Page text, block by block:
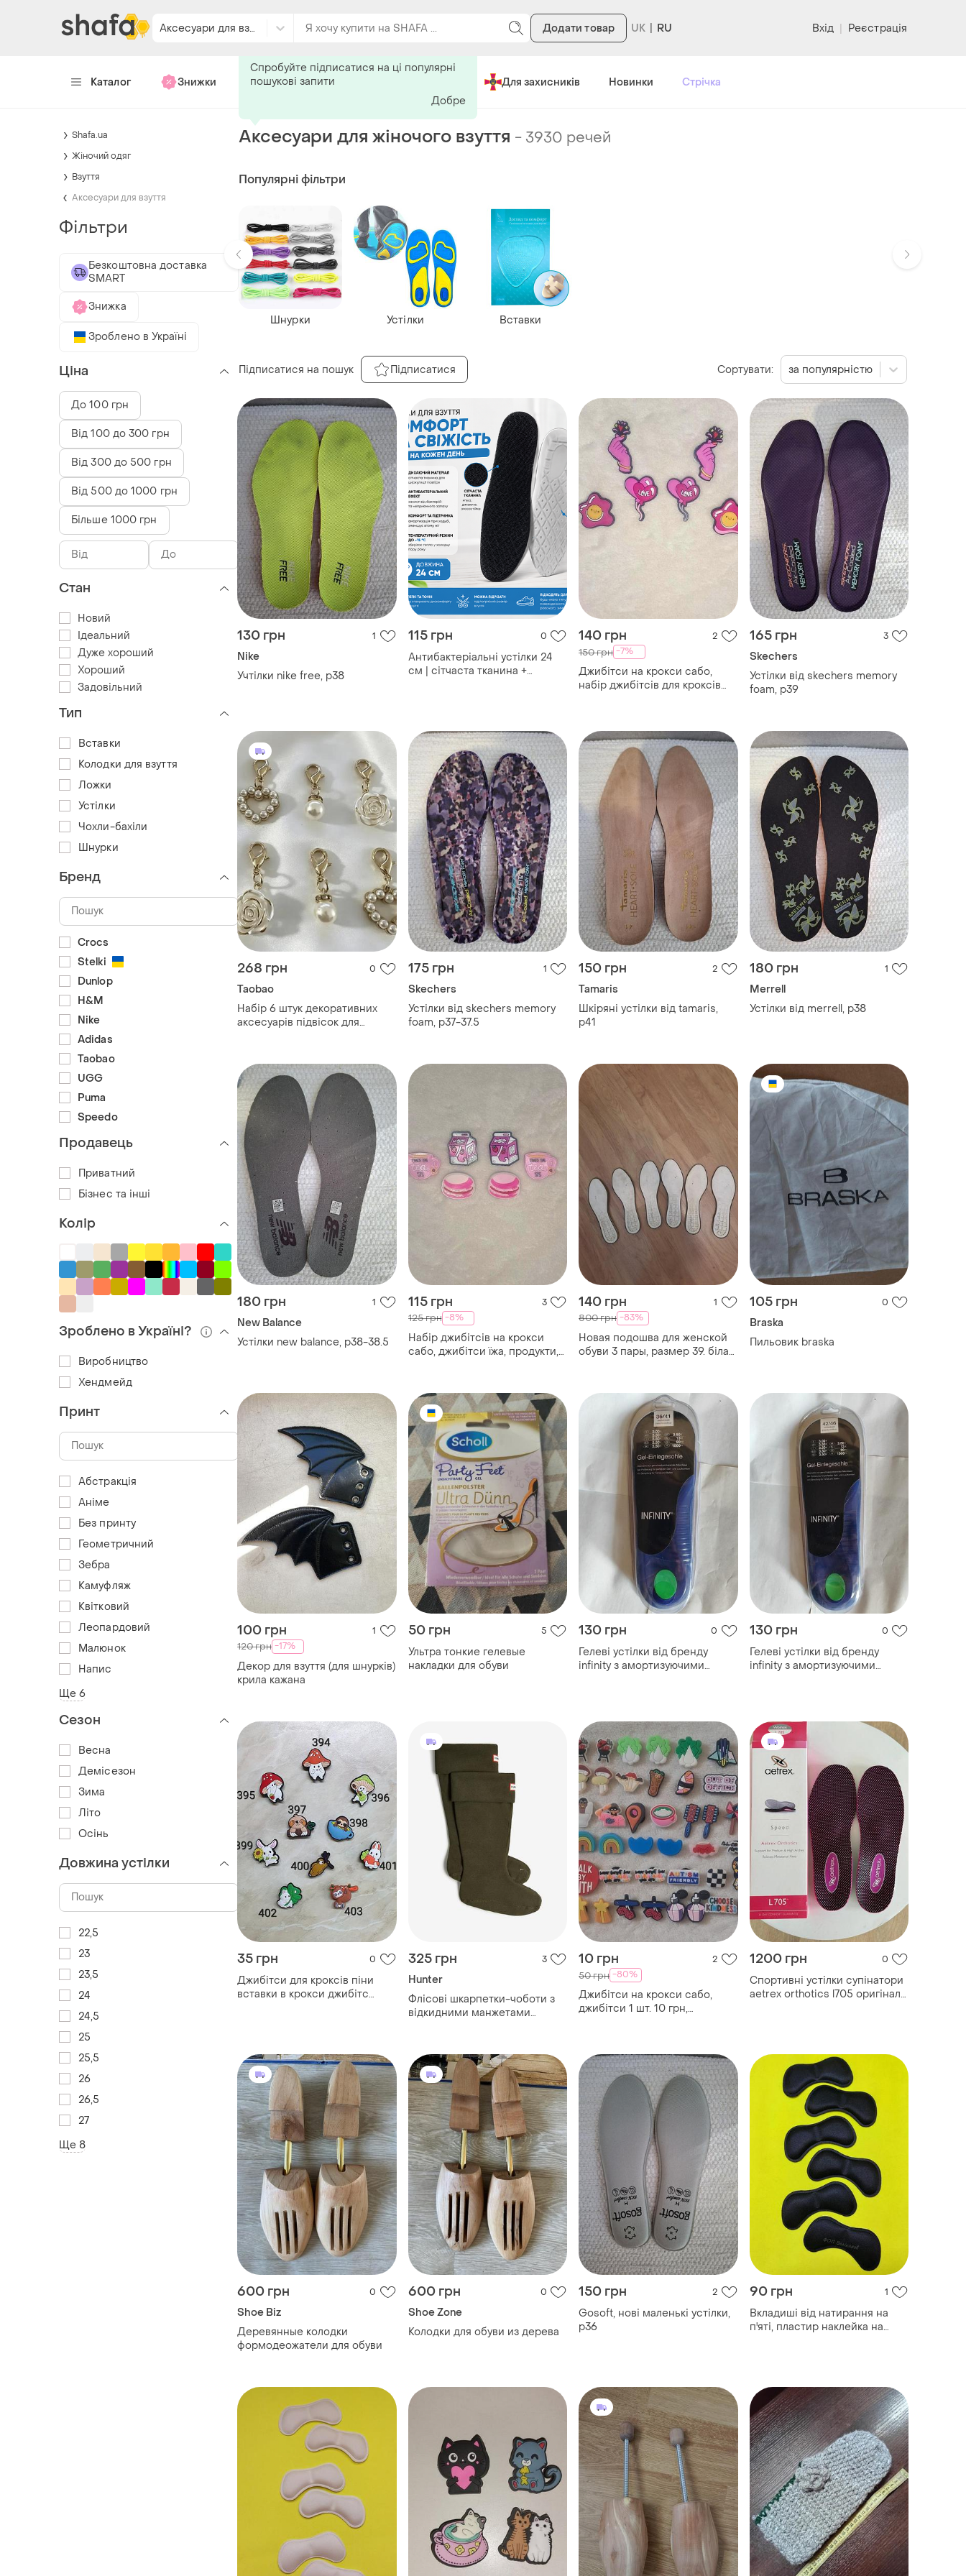
Аксесуари для взуття Додати товар RU Вхід | Реєстрація
Каталог Знижки Хендмейд Для захисників Новинки Стрічка
Аксесуари для жіночого взуття - 3930 речей
130 грн 1
Nike
Учтілки nike free, р38
115 грн 0
Антибактеріальні устілки 24
см | сітчаста тканина +
140 грн 2
150 грн -7%
Джибітси на крокси сабо,
набір джибітсів для кроксів
кроксів шарми
165 грн 3
Skechers
Устілки від skechers memory
foam, р39
268 грн 0
Taobao
Набір 6 штук декоративних
аксесуарів підвісок для
прикраси для взуття
175 грн 1
Skechers
Устілки від skechers memory
foam, р37-37.5
150 грн 2
Tamaris
Шкіряні устілки від tamaris,
р41
180 грн 1
Merrell
Устілки від merrell, р38
180 грн 1
New Balance
Устілки new balance, р38-38.5
115 грн 3
125 грн -8%
Набір джибітсів на крокси
сабо, джибітси їжа, продукти,
прикраси для кроксів шарми
для взуття
140 грн 1
800 грн -83%
Новая подошва для женской
обуви 3 пары, размер 39. біла
105 грн 0
Braska
Пильовик braska
100 грн 1
120 грн -17%
Декор для взуття (для шнурків)
крила кажана
50 грн 5
Ультра тонкие гелевые
накладки для обуви
130 грн 0
Гелеві устілки від бренду
infinity з амортизуючими
130 грн 0
Гелеві устілки від бренду
infinity з амортизуючими
35 грн 0
Джибітси для кроксів піни
вставки в крокси джибітс
325 грн 3
Hunter
Флісові шкарпетки-чоботи з
відкидними манжетами
10 грн 2
50 грн -80%
Джибітси на крокси сабо,
джибітси 1 шт. 10 грн,
1200 грн 0
Спортивні устілки супінатори
aetrex orthotics l705 оригінал
600 грн 0
Shoe Biz
Деревянные колодки
формодеожатели для обуви
600 грн 0
Shoe Zone
Колодки для обуви из дерева
150 грн 2
Gosoft, нові маленькі устілки,
р36
90 грн 1
Вкладиші від натирання на
п'яті, пластир наклейка на
Популярні фільтри
Шнурки Устілки Вставки
Підписатися на пошук Підписатися
Спробуйте підписатися на ці популярні
пошукові запити
Добре
Сортувати: за популярністю
Shafa.ua
Жіночий одяг
Взуття
Аксесуари для взуття
Фільтри
Безкоштовна доставка
SMART
Знижка
Зроблено в Україні
Ціна
До 100 грн
Від 100 до 300 грн
Від 300 до 500 грн
Від 500 до 1000 грн
Більше 1000 грн
Стан
Новий
Ідеальний
Дуже хороший
Хороший
Задовільний
Тип
Вставки
Колодки для взуття
Ложки
Устілки
Чохли-бахіли
Шнурки
Бренд
Crocs
Stelki
Dunlop
H&M
Nike
Adidas
Taobao
UGG
Puma
Speedo
Продавець
Приватний
Бізнес та інші
Колір
Зроблено в Україні?
Виробництво
Хендмейд
Принт
Абстракція
Аніме
Без принту
Геометричний
Зебра
Камуфляж
Квітковий
Леопардовий
Малюнок
Напис
Ще 6
Сезон
Весна
Демісезон
Зима
Літо
Осінь
Довжина устілки
22,5
23
23,5
24
24,5
25
25,5
26
26,5
27
Ще 8